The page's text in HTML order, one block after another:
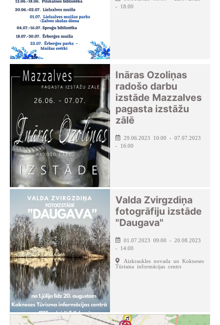
- 18:00
Ināras Ozoliņas
radošo darbu
izstāde Mazzalves
pagasta izstāžu
zālē
29.06.2023 10:00 - 07.07.2023
- 16:00
Valda Zvirgzdiņa
fotogrāfiju izstāde
"Daugava"
01.07.2023 09:00 - 20.08.2023
- 14:00
Aizkraukles novada un Kokneses
Tūrisma informācijas centrs